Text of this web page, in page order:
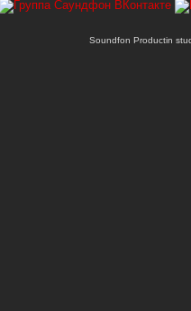
Soundfon Productin